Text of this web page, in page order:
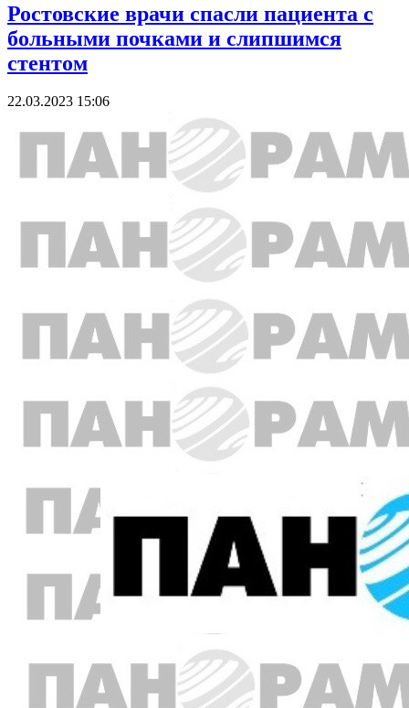
Ростовские врачи спасли пациента с
больными почками и слипшимся
стентом
22.03.2023 15:06